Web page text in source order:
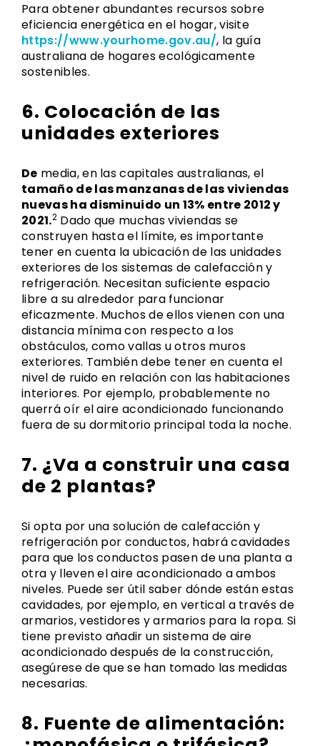
Para obtener abundantes recursos sobre
eficiencia energética en el hogar, visite
https://www.yourhome.gov.au/, la guía
australiana de hogares ecológicamente
sostenibles.
6. Colocación de las
unidades exteriores
De media, en las capitales australianas, el
tamaño de las manzanas de las viviendas
nuevas ha disminuido un 13% entre 2012 y
2021.2Dado que muchas viviendas se
construyen hasta el límite, es importante
tener en cuenta la ubicación de las unidades
exteriores de los sistemas de calefacción y
refrigeración. Necesitan suficiente espacio
libre a su alrededor para funcionar
eficazmente. Muchos de ellos vienen con una
distancia mínima con respecto a los
obstáculos, como vallas u otros muros
exteriores. También debe tener en cuenta el
nivel de ruido en relación con las habitaciones
interiores. Por ejemplo, probablemente no
querrá oír el aire acondicionado funcionando
fuera de su dormitorio principal toda la noche.
7. ¿Va a construir una casa
de 2 plantas?
Si opta por una solución de calefacción y
refrigeración por conductos, habrá cavidades
para que los conductos pasen de una planta a
otra y lleven el aire acondicionado a ambos
niveles. Puede ser útil saber dónde están estas
cavidades, por ejemplo, en vertical a través de
armarios, vestidores y armarios para la ropa. Si
tiene previsto añadir un sistema de aire
acondicionado después de la construcción,
asegúrese de que se han tomado las medidas
necesarias.
8. Fuente de alimentación: